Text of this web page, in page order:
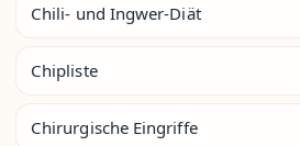
Chili- und Ingwer-Diät
Chipliste
Chirurgische Eingriffe